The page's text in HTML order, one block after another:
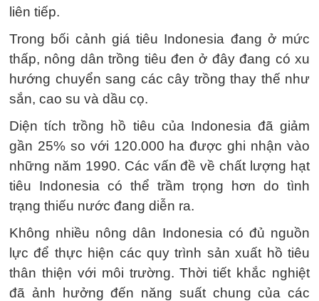
liên tiếp.
Trong bối cảnh giá tiêu Indonesia đang ở mức
thấp, nông dân trồng tiêu đen ở đây đang có xu
hướng chuyển sang các cây trồng thay thế như
sắn, cao su và dầu cọ.
Diện tích trồng hồ tiêu của Indonesia đã giảm
gần 25% so với 120.000 ha được ghi nhận vào
những năm 1990. Các vấn đề về chất lượng hạt
tiêu Indonesia có thể trầm trọng hơn do tình
trạng thiếu nước đang diễn ra.
Không nhiều nông dân Indonesia có đủ nguồn
lực để thực hiện các quy trình sản xuất hồ tiêu
thân thiện với môi trường. Thời tiết khắc nghiệt
đã ảnh hưởng đến năng suất chung của các